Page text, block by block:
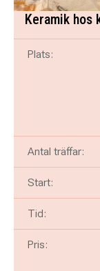
Keramik hos
Plats:
Antal träffar:
Start:
Tid:
Pris: